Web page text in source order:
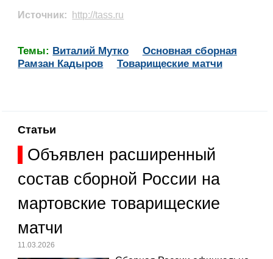
Источник: http://tass.ru
Темы: Виталий Мутко
Основная сборная
Рамзан Кадыров
Товарищеские матчи
Статьи
Объявлен расширенный
состав сборной России на
мартовские товарищеские
матчи
11.03.2026